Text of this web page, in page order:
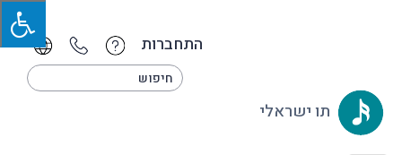
התחברות
תו ישראלי